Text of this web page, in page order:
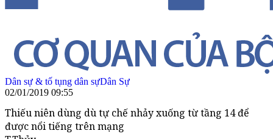
Dân sự & tố tụng dân sựDân Sự
02/01/2019 09:55
Thiếu niên dùng dù tự chế nhảy xuống từ tầng 14 để
được nổi tiếng trên mạng